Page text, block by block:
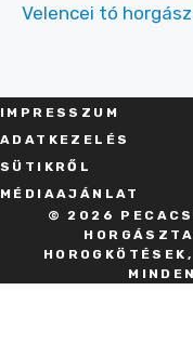
Velencei tó
IMPRESSZU M
ADATKEZELÉS
SÜT IKRŐL
MÉDIAAJÁNLAT
© 2026